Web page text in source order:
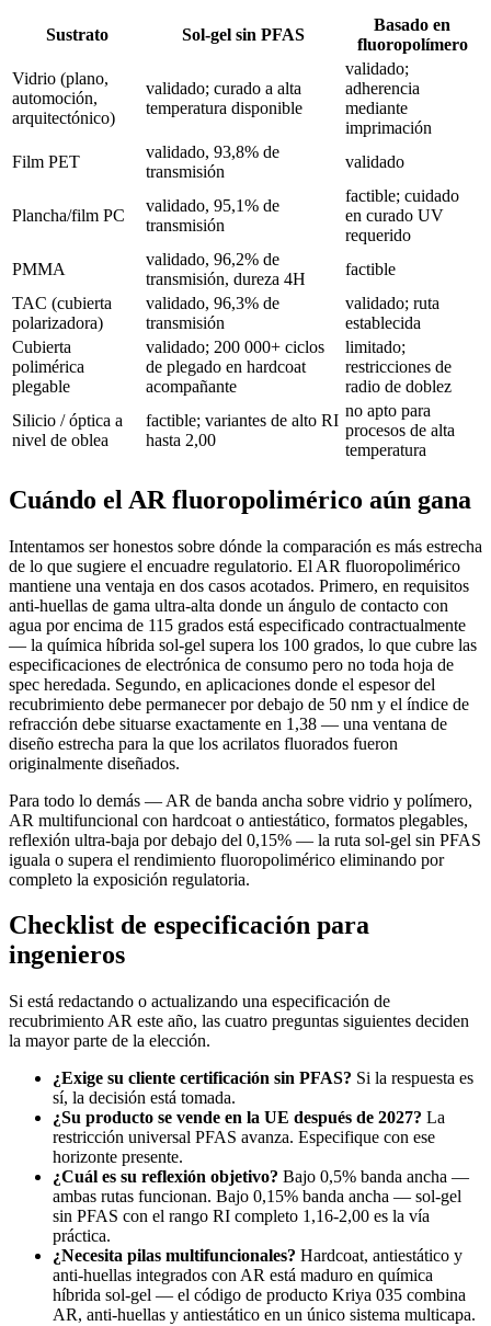
Sustrato Sol-gel sin PFAS
Basado en
fluoropolímero
Vidrio (plano,
automoción,
arquitectónico)
validado; curado a alta
temperatura disponible
validado;
adherencia
mediante
imprimación
Film PET
validado, 93,8% de
transmisión
validado
Plancha/film PC
validado, 95,1% de
transmisión
factible; cuidado
en curado UV
requerido
PMMA
validado, 96,2% de
transmisión, dureza 4H
factible
TAC (cubierta
polarizadora)
validado, 96,3% de
transmisión
validado; ruta
establecida
Cubierta
polimérica
plegable
validado; 200 000+ ciclos
de plegado en hardcoat
acompañante
limitado;
restricciones de
radio de doblez
Silicio / óptica a
nivel de oblea
factible; variantes de alto RI
hasta 2,00
no apto para
procesos de alta
temperatura
Cuándo el AR fluoropolimérico aún gana
Intentamos ser honestos sobre dónde la comparación es más estrecha
de lo que sugiere el encuadre regulatorio. El AR fluoropolimérico
mantiene una ventaja en dos casos acotados. Primero, en requisitos
anti-huellas de gama ultra-alta donde un ángulo de contacto con
agua por encima de 115 grados está especificado contractualmente
— la química híbrida sol-gel supera los 100 grados, lo que cubre las
especificaciones de electrónica de consumo pero no toda hoja de
spec heredada. Segundo, en aplicaciones donde el espesor del
recubrimiento debe permanecer por debajo de 50 nm y el índice de
refracción debe situarse exactamente en 1,38 — una ventana de
diseño estrecha para la que los acrilatos fluorados fueron
originalmente diseñados.
Para todo lo demás — AR de banda ancha sobre vidrio y polímero,
AR multifuncional con hardcoat o antiestático, formatos plegables,
reflexión ultra-baja por debajo del 0,15% — la ruta sol-gel sin PFAS
iguala o supera el rendimiento fluoropolimérico eliminando por
completo la exposición regulatoria.
Checklist de especificación para
ingenieros
Si está redactando o actualizando una especificación de
recubrimiento AR este año, las cuatro preguntas siguientes deciden
la mayor parte de la elección.
¿Exige su cliente certificación sin PFAS? Si la respuesta es
sí, la decisión está tomada.
¿Su producto se vende en la UE después de 2027? La
restricción universal PFAS avanza. Especifique con ese
horizonte presente.
¿Cuál es su reflexión objetivo? Bajo 0,5% banda ancha —
ambas rutas funcionan. Bajo 0,15% banda ancha — sol-gel
sin PFAS con el rango RI completo 1,16-2,00 es la vía
práctica.
¿Necesita pilas multifuncionales? Hardcoat, antiestático y
anti-huellas integrados con AR está maduro en química
híbrida sol-gel — el código de producto Kriya 035 combina
AR, anti-huellas y antiestático en un único sistema multicapa.